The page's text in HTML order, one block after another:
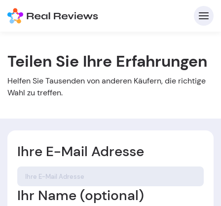
Teilen Sie Ihre Erfahrungen
Helfen Sie Tausenden von anderen Käufern, die richtige
Wahl zu treffen.
Ihre E-Mail Adresse
Ihr Name (optional)